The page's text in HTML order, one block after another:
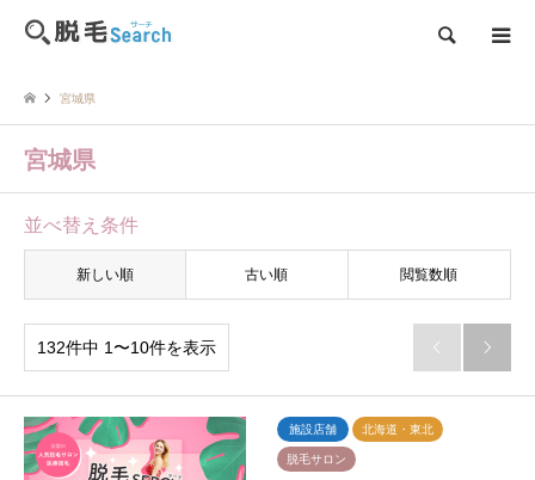
検索
宮城県
宮城県
並べ替え条件
新しい順 古い順 閲覧数順
132件中 1〜10件を表示  
施設店舗 北海道・東北
脱毛サロン